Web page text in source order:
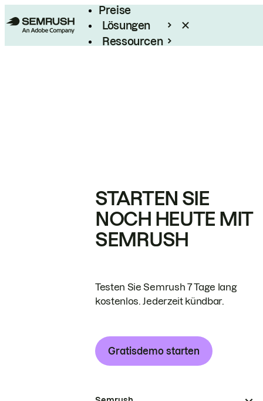
Preise
Lösungen
Ressourcen
STARTEN SIE
NOCH HEUTE MIT
SEMRUSH
Testen Sie Semrush 7 Tage lang
kostenlos. Jederzeit kündbar.
Gratisdemo starten